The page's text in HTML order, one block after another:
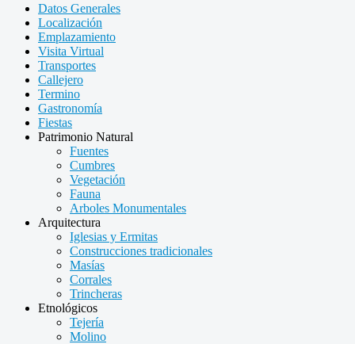
Datos Generales
Localización
Emplazamiento
Visita Virtual
Transportes
Callejero
Termino
Gastronomía
Fiestas
Patrimonio Natural
Fuentes
Cumbres
Vegetación
Fauna
Arboles Monumentales
Arquitectura
Iglesias y Ermitas
Construcciones tradicionales
Masías
Corrales
Trincheras
Etnológicos
Tejería
Molino